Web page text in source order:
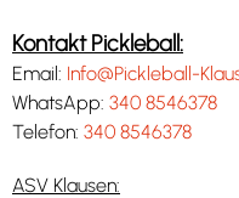
Kontakt Pickleball:
Email: Info@Pickleball-
WhatsApp: 340 8546378
Telefon: 340 8546378
ASV Klausen: